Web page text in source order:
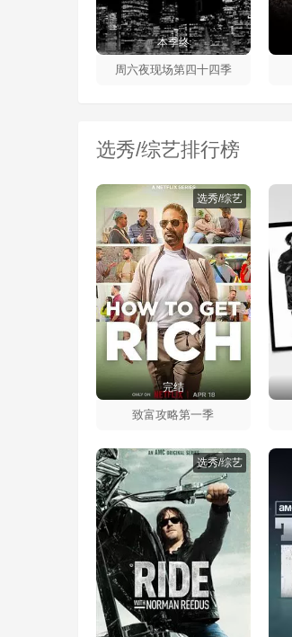
本季终
周六夜现场第四十四季
选秀/综艺排行榜
完结
选秀/综艺
致富攻略第一季
选秀/综艺